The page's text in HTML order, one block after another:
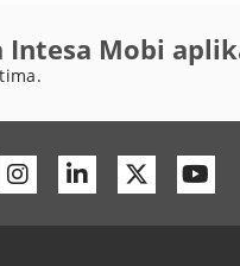
Intesa Mobi
Instagram
LinkedinTwitter